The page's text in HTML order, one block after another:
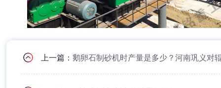
上一篇：鹅卵石制砂机时产量是多少？河南巩义对